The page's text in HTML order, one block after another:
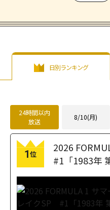
日別ランキング
24時間以内
放送
8/10(月)
1位
2026
#1「1983年